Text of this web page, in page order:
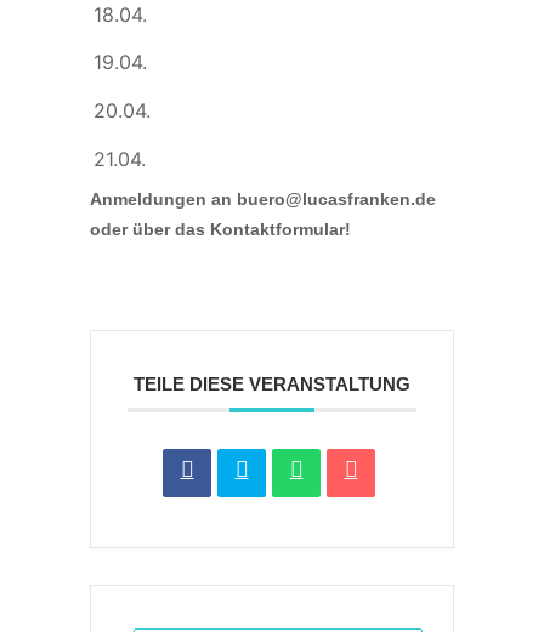
18.04.
19.04.
20.04.
21.04.
Anmeldungen an buero@lucasfranken.de
oder über das Kontaktformular!
TEILE DIESE VERANSTALTUNG